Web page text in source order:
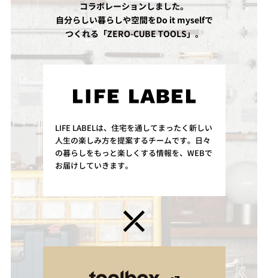
コラボレーションしました。
自分らしい暮らしや空間をDo it myselfで
つくれる「ZERO-CUBE TOOLS」。
LIFE LABELは、住宅を通してまったく新しい
人生の楽しみ方を提案するチームです。日々
の暮らしをもっと楽しくする情報を、WEBで
お届けしていきます。